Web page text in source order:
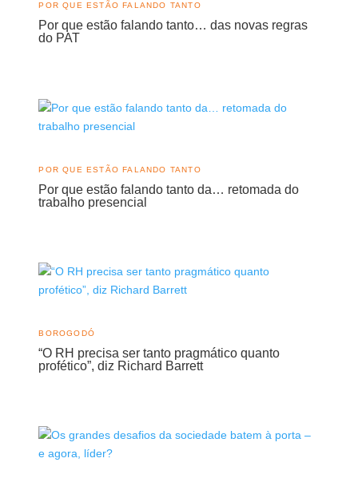
Por que estão falando tanto… das novas regras
do PAT
POR QUE ESTÃO FALANDO TANTO
Por que estão falando tanto da… retomada do
trabalho presencial
POR QUE ESTÃO FALANDO TANTO
“O RH precisa ser tanto pragmático quanto
profético”, diz Richard Barrett
BOROGODÓ